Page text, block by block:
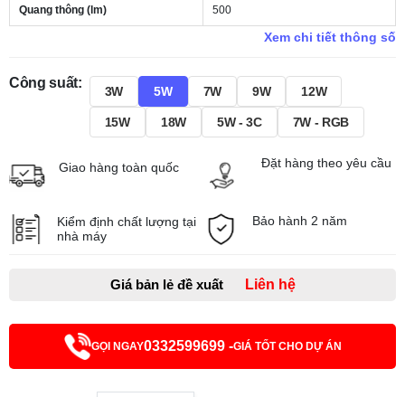
Quang thông (lm) 500
Xem chi tiết thông số
Công suất:
3W 5W 7W 9W 12W
15W 18W 5W - 3C 7W - RGB
Giao hàng toàn quốc Đặt hàng theo yêu cầu
Kiểm định chất lượng tại
nhà máy
Bảo hành 2 năm
Giá bản lẻ đề xuất Liên hệ
GỌI NGAY0332599699 -GIÁ TỐT CHO DỰ ÁN